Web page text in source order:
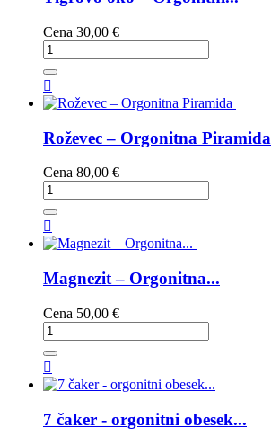
Cena 30,00 €

Roževec – Orgonitna Piramida
Cena 80,00 €

Magnezit – Orgonitna...
Cena 50,00 €

7 čaker - orgonitni obesek...